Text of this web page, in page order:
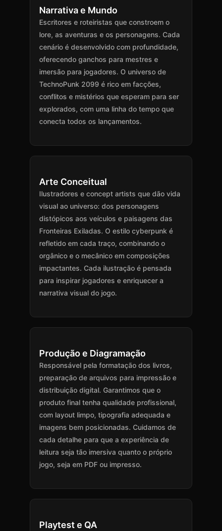
Narrativa e Mundo
Escritores e roteiristas que constroem o
lore, as aventuras e os personagens. Cada
cenário é desenvolvido com profundidade,
oferecendo ganchos para mestres e
imersão para jogadores. O universo de
TechnoPunk 2099 é rico em facções,
conflitos e mistérios que esperam para ser
explorados, com uma linha do tempo que
conecta todos os lançamentos.
Arte Conceitual
Ilustradores e concept artists que dão vida
visual ao universo: dos personagens
distópicos aos veículos e paisagens das
Fronteiras Exiladas. O estilo cyberpunk é
refletido em cada traço, combinando o
orgânico e o mecânico em composições
impactantes. Cada ilustração é pensada
para inspirar jogadores e enriquecer a
narrativa visual do jogo.
Produção e Diagramação
Responsável pela formatação dos livros,
preparação de arquivos para impressão e
distribuição digital. Garantimos que o
produto final tenha qualidade profissional,
com layout limpo, tipografia adequada e
imagens bem posicionadas. Cuidamos de
cada detalhe para que a experiência de
leitura seja tão imersiva quanto o próprio
jogo, seja em PDF ou impresso.
Playtest e QA